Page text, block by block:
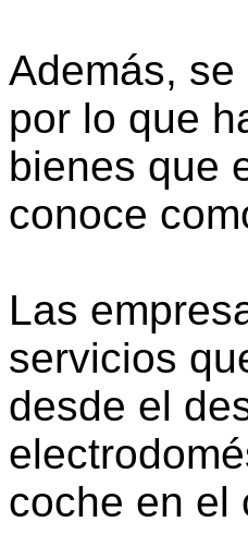
Además,
por lo que
bienes que
conoce
Las
servicios
desde el
coche en el